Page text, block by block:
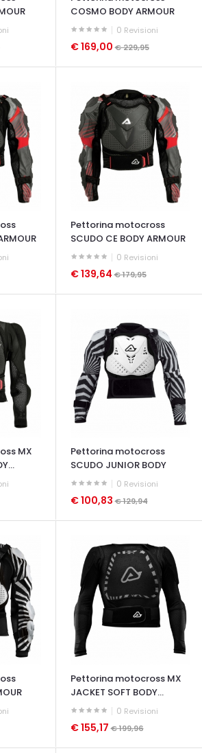
COSMO BODY ARMOUR
2.0
0 Revisioni
€ 169,00€ 229,95
OCCHIATA VELOCE
Pettorina motocross
SCUDO CE BODY ARMOUR
2.0
0 Revisioni
€ 139,64€ 179,95
OCCHIATA VELOCE
MX
Pettorina motocross
SCUDO JUNIOR BODY
ARMOUR
0 Revisioni
€ 100,83€ 129,94
OCCHIATA VELOCE
Pettorina motocross MX
JACKET SOFT BODY...
0 Revisioni
€ 155,17€ 199,96
OCCHIATA VELOCE